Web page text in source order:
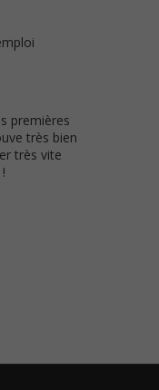
premières
très bien
très vite